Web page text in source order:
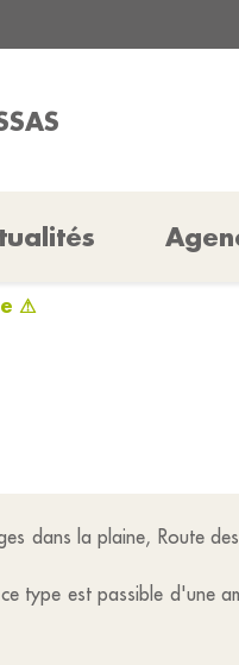
⚠
dans la plaine, Route
type est passible d'une